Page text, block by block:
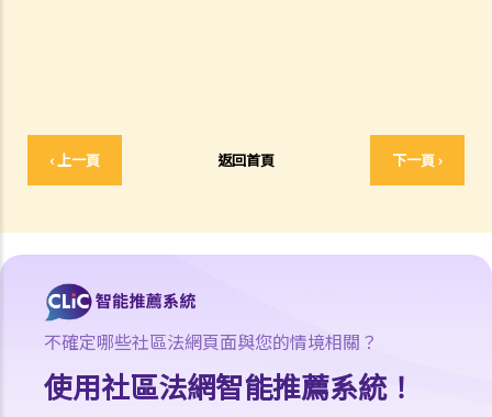
‹ 上一頁 返回首頁 下一頁 ›
1. 繳付終止合約款項之時限
2. 發出通知終止合約
6. 暫停僱用
9. 不當地終止合約
1. 不合理解僱
1. 僱傭合約終止後的限制條款
2. 不合理更改僱傭合約條款
3. 不合理及不合法解僱
不確定哪些社區法網頁面與您的情境相關？
使用社區法網智能推薦系統！